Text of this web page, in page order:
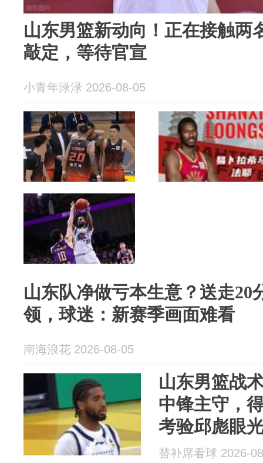
山东男篮新动向！正在接触两
敲定，等待官宣
小青年渌渌 2026-08-05
山东队净做亏本生意？送走20
领，球迷：新赛季画面难看
南海浪花 2026-08-05
山东男篮战
中锋主守，
考验邱彪眼
替补席看球 2026-